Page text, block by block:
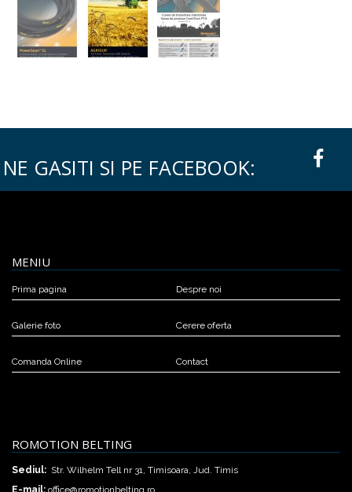
NE GASITI SI PE FACEBOOK:
MENIU
Prima pagina Despre noi
Galerie foto Cerere oferta
Comanda Online Contact
ROMOTION BELTING
Sediul: Str. Wilhelm Tell nr 31, Timisoara, Jud. Timis
E-mail: office@romotionbelting.ro